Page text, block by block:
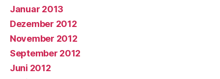
Januar 2013
Dezember 2012
November 2012
September 2012
Juni 2012